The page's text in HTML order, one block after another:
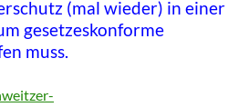
(mal wieder) in einer
gesetzeskonforme
muss.